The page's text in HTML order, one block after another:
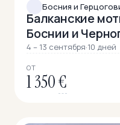
Босния и
Балканские
Боснии и
4 – 13 сентября·10 дней
ОТ
1 350€